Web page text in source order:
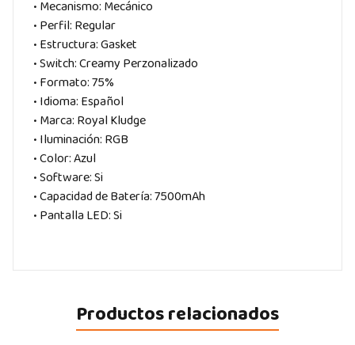
• Mecanismo: Mecánico
• Perfil: Regular
• Estructura: Gasket
• Switch: Creamy Perzonalizado
• Formato: 75%
• Idioma: Español
• Marca: Royal Kludge
• Iluminación: RGB
• Color: Azul
• Software: Si
• Capacidad de Batería: 7500mAh
• Pantalla LED: Si
Productos relacionados